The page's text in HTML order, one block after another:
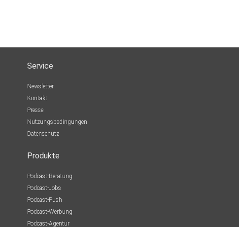
Service
Newsletter
Kontakt
Presse
Nutzungsbedingungen
Datenschutz
Produkte
Podcast-Beratung
Podcast-Jobs
Podcast-Push
Podcast-Werbung
Podcast-Agentur